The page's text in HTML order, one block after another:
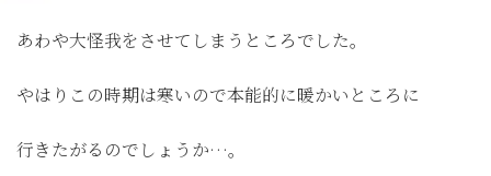
あわや大怪我をさせてしまうところでした。
やはりこの時期は寒いので本能的に暖かいところに
行きたがるのでしょうか…。